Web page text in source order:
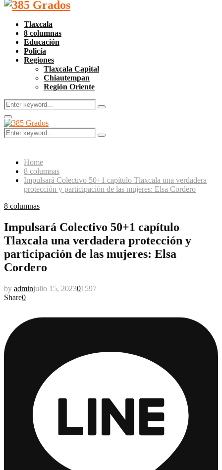
Facebook
Twitter
Instagram
Pinterest
Google
Youtube
Tlaxcala
8 columnas
Educación
Policía
Regiones
Tlaxcala Capital
Chiautempan
Región Oriente
Search
for:
Search
Facebook
Twitter
Instagram
Pinterest
Google
Youtube
Primary
Menu
Search
for:
Search
Home
8 columnas
Impulsará Colectivo 50+1 capítulo Tlaxcala una verdadera
protección y participación de las mujeres: Elsa Cordero
8 columnas
Impulsará Colectivo 50+1 capítulo
Tlaxcala una verdadera protección y
participación de las mujeres: Elsa
Cordero
by adminjulio 15, 202301597
Share0